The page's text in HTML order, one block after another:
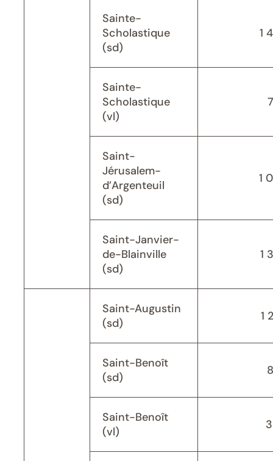
Sainte-
Scholastique
(sd)
1
Sainte-
Scholastique
(vl)
Saint-
Jérusalem-
d’Argenteuil
(sd)
1
Saint-Janvier-
de-Blainville
(sd)
1
Saint-Augustin
(sd)
1
Saint-Benoît
(sd)
Saint-Benoît
(vl)